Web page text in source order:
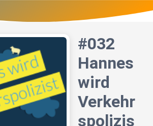
#032
Hannes
wird
Verkehr
spolizis